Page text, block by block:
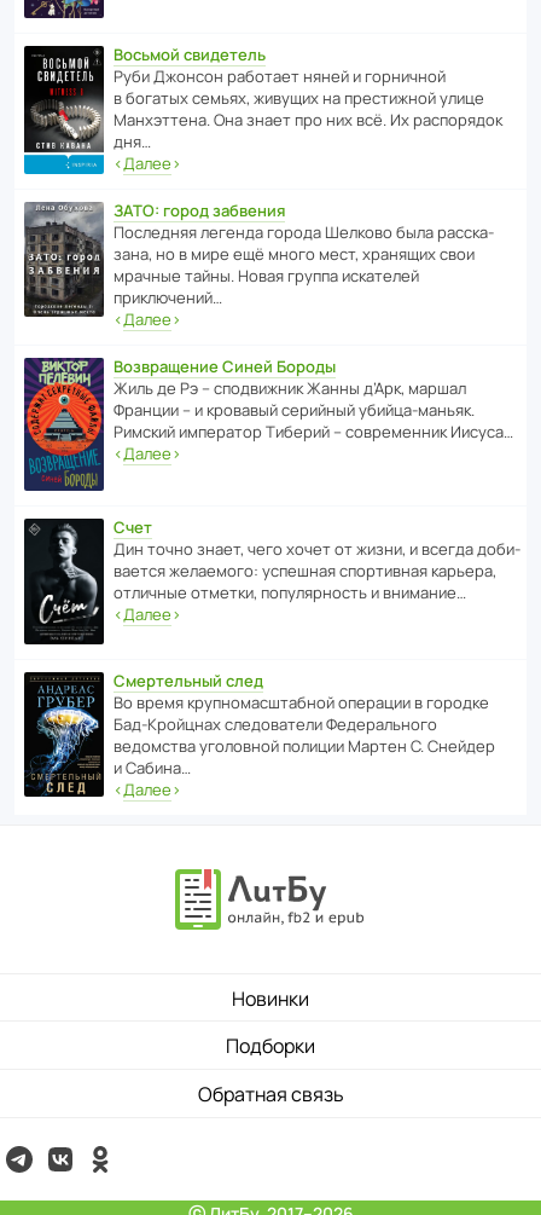
Восьмой свидетель
Руби Джонсон рабо­тает няней и горни­чной
в богатых семьях, живущих на прес­ти­жной улице
Манх­эт­тена. Она знает про них всё. Их распо­рядок
дня…
‹Далее›
ЗАТО: город забвения
После­дняя легенда города Шелково была расска­
зана, но в мире ещё много мест, хранящих свои
мрачные тайны. Новая группа иска­телей
приключений…
‹Далее›
Возвращение Синей Бороды
Жиль де Рэ – спод­ви­жник Жанны д’Арк, маршал
Франции – и кровавый серийный убийца-маньяк.
Римский импе­ратор Тиберий – совре­менник Иисуса…
‹Далее›
Счет
Дин точно знает, чего хочет от жизни, и всегда доби­
ва­ется жела­е­мого: успе­шная спор­ти­вная карьера,
отли­чные отметки, попу­ля­р­ность и внимание…
‹Далее›
Смертельный след
Во время круп­но­мас­ш­та­бной операции в городке
Бад‑Крой­цнах следо­ва­тели Феде­раль­ного
ведомства уголо­вной полиции Мартен С. Снейдер
и Сабина…
‹Далее›
Новинки
Подборки
Обратная связь